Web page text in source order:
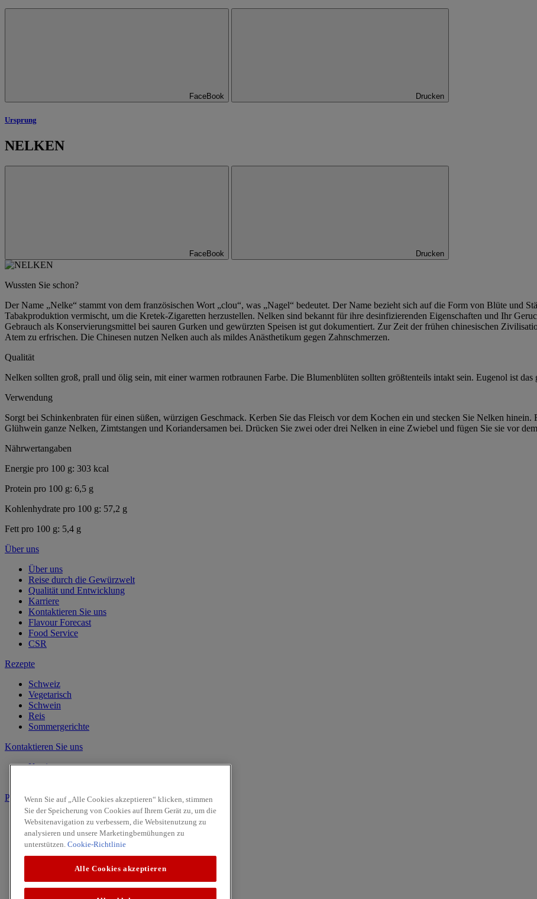
FaceBook Drucken
Ursprung
NELKEN
FaceBook Drucken
Wussten Sie schon?
Der Name „Nelke“ stammt von dem französischen Wort „clou“, was „Nagel“ bedeutet. Der Name bezieht sich auf die Form von Blüte und
Tabakproduktion vermischt, um die Kretek-Zigaretten herzustellen. Nelken sind bekannt für ihre desinfizierenden Eigenschaften und Ihr
Gebrauch als Konservierungsmittel bei sauren Gurken und gewürzten Speisen ist gut dokumentiert. Zur Zeit der frühen chinesischen
Atem zu erfrischen. Die Chinesen nutzen Nelken auch als mildes Anästhetikum gegen Zahnschmerzen.
Qualität
Nelken sollten groß, prall und ölig sein, mit einer warmen rotbraunen Farbe. Die Blumenblüten sollten größtenteils intakt sein. Eugenol ist das
Verwendung
Sorgt bei Schinkenbraten für einen süßen, würzigen Geschmack. Kerben Sie das Fleisch vor dem Kochen ein und stecken Sie Nelken
Glühwein ganze Nelken, Zimtstangen und Koriandersamen bei. Drücken Sie zwei oder drei Nelken in eine Zwiebel und fügen Sie sie vor
Nährwertangaben
Energie pro 100 g: 303 kcal
Protein pro 100 g: 6,5 g
Kohlenhydrate pro 100 g: 57,2 g
Fett pro 100 g: 5,4 g
Über uns
Über uns
Reise durch die Gewürzwelt
Qualität und Entwicklung
Karriere
Kontaktieren Sie uns
Flavour Forecast
Food Service
CSR
Rezepte
Schweiz
Vegetarisch
Schwein
Reis
Sommergerichte
Kontaktieren Sie uns
Karriere
Produkte
Vanille
Kräuter
Gewürze
Intense
Facebook
Youtube
Wenn Sie auf „Alle Cookies akzeptieren“ klicken, stimmen
Sie der Speicherung von Cookies auf Ihrem Gerät zu, um die
Websitenavigation zu verbessern, die Websitenutzung zu
analysieren und unsere Marketingbemühungen zu
unterstützen. Cookie-Richtlinie
Alle Cookies akzeptieren